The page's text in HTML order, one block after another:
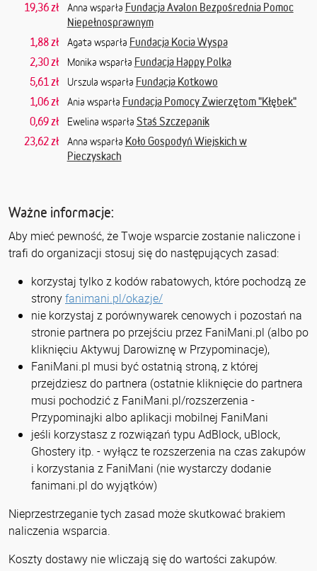
19,36 zł
Anna wsparła Fundacja Avalon Bezpośrednia Pomoc
Niepełnosprawnym
1,88 zł
Agata wsparła Fundacja Kocia Wyspa
2,30 zł
Monika wsparła Fundacja Happy Polka
5,61 zł
Urszula wsparła Fundacja Kotkowo
1,06 zł
Ania wsparła Fundacja Pomocy Zwierzętom "Kłębek"
0,69 zł
Ewelina wsparła Staś Szczepanik
23,62 zł
Anna wsparła Koło Gospodyń Wiejskich w
Pieczyskach
Ważne informacje:
Aby mieć pewność, że Twoje wsparcie zostanie naliczone i
trafi do organizacji stosuj się do następujących zasad:
korzystaj tylko z kodów rabatowych, które pochodzą ze
stronyfanimani.pl/okazje/
nie korzystaj z porównywarek cenowych i pozostań na
stronie partnera po przejściu przez FaniMani.pl (albo po
kliknięciu Aktywuj Darowiznę w Przypominacje),
FaniMani.pl musi być ostatnią stroną, z której
przejdziesz do partnera (ostatnie kliknięcie do partnera
musi pochodzić z FaniMani.pl/rozszerzenia -
Przypominajki albo aplikacji mobilnej FaniMani
jeśli korzystasz z rozwiązań typu AdBlock, uBlock,
Ghostery itp. - wyłącz te rozszerzenia na czas zakupów
i korzystania z FaniMani (nie wystarczy dodanie
fanimani.pl do wyjątków)
Nieprzestrzeganie tych zasad może skutkować brakiem
naliczenia wsparcia.
Koszty dostawy nie wliczają się do wartości zakupów.